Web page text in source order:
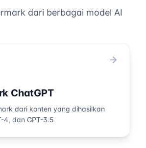
dari berbagai model AI
ChatGPT
dari konten yang dihasilkan
4, dan GPT-3.5